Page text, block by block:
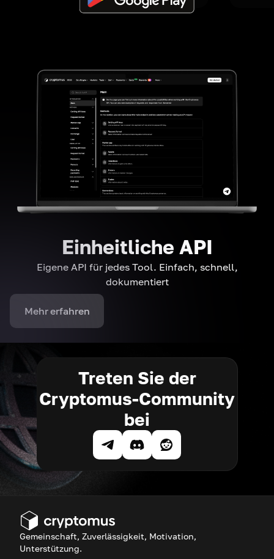
Einheitliche API
Eigene API für jedes Tool. Einfach, schnell,
dokumentiert
Mehr erfahren
Treten Sie der
Cryptomus-Community
bei
Gemeinschaft, Zuverlässigkeit, Motivation,
Unterstützung.